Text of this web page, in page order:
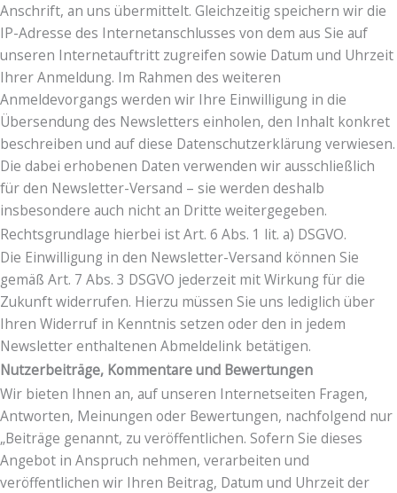
Anschrift, an uns übermittelt. Gleichzeitig speichern wir die
IP-Adresse des Internetanschlusses von dem aus Sie auf
unseren Internetauftritt zugreifen sowie Datum und Uhrzeit
Ihrer Anmeldung. Im Rahmen des weiteren
Anmeldevorgangs werden wir Ihre Einwilligung in die
Übersendung des Newsletters einholen, den Inhalt konkret
beschreiben und auf diese Datenschutzerklärung verwiesen.
Die dabei erhobenen Daten verwenden wir ausschließlich
für den Newsletter-Versand – sie werden deshalb
insbesondere auch nicht an Dritte weitergegeben.
Rechtsgrundlage hierbei ist Art. 6 Abs. 1 lit. a) DSGVO.
Die Einwilligung in den Newsletter-Versand können Sie
gemäß Art. 7 Abs. 3 DSGVO jederzeit mit Wirkung für die
Zukunft widerrufen. Hierzu müssen Sie uns lediglich über
Ihren Widerruf in Kenntnis setzen oder den in jedem
Newsletter enthaltenen Abmeldelink betätigen.
Nutzerbeiträge, Kommentare und Bewertungen
Wir bieten Ihnen an, auf unseren Internetseiten Fragen,
Antworten, Meinungen oder Bewertungen, nachfolgend nur
„Beiträge genannt, zu veröffentlichen. Sofern Sie dieses
Angebot in Anspruch nehmen, verarbeiten und
veröffentlichen wir Ihren Beitrag, Datum und Uhrzeit der